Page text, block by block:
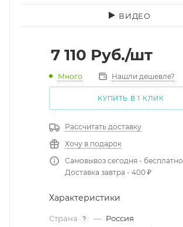
ВИДЕО
7 110 Руб./шт
Много Нашли дешевле?
КУПИТЬ В 1 КЛИК
Рассчитать доставку
Хочу в подарок
Самовывоз сегодня - бесплатно
Доставка завтра - 400 ₽
Характеристики
Страна ? — Россия